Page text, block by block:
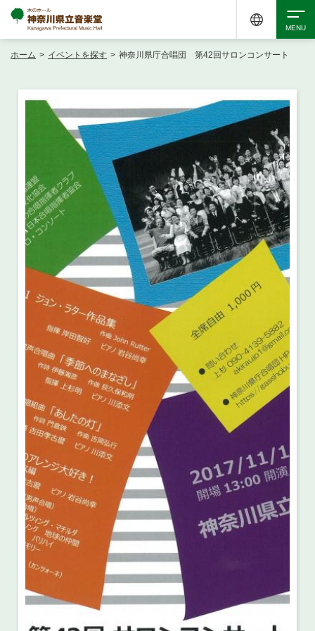
イベントを探す
・ イベント一覧
・ イベントカレンダー
ご来場案内
・ 館内サービス・アクセシビリティ
・ フロアマップ
・ 交通案内
・ よくある質問
施設を借りる
・ 施設を借りる
・ 空き状況
・ 抽選対象日
・ 利用料金
音楽堂について
・ 音楽堂のご案内
・ フロアマップ
・ 芸術参与
・ 建築見学ツアー
神奈川県立音楽堂
SNS
アクセシビリティ チケット購入 交通案内
ホーム > イベントを探す > 神奈川県庁合唱団 第42回サロンコンサート